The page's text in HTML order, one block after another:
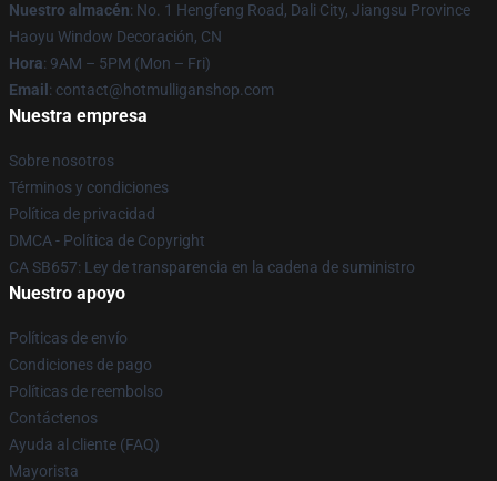
Nuestro almacén: No. 1 Hengfeng Road, Dali City, Jiangsu Province
Haoyu Window Decoración, CN
Hora: 9AM – 5PM (Mon – Fri)
Email : contact@hotmulliganshop.com
Nuestra empresa
Sobre nosotros
Términos y condiciones
Política de privacidad
DMCA - Política de Copyright
CA SB657: Ley de transparencia en la cadena de suministro
Nuestro apoyo
Políticas de envío
Condiciones de pago
Políticas de reembolso
Contáctenos
Ayuda al cliente (FAQ)
Mayorista